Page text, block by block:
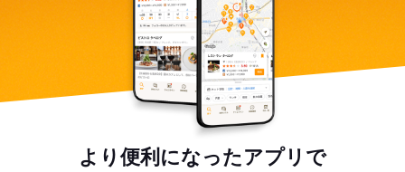
より便利になったアプリで